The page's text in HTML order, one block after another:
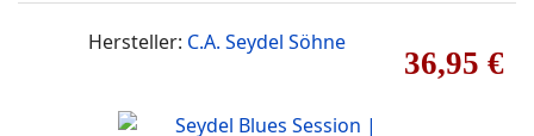
36,95 €
Hersteller: C.A. Seydel Söhne